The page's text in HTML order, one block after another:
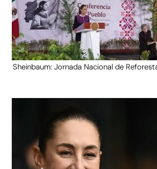
Sheinbaum: Jornada Nacional de